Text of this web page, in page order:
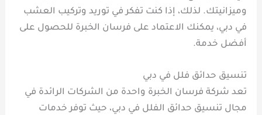
وميزانيتك. لذلك، إذا كنت تفكر في توريد وتركيب العشب
في دبي، يمكنك الاعتماد على فرسان الخبرة للحصول على
أفضل خدمة.
تنسيق حدائق فلل في دبي
تعد شركة فرسان الخبرة واحدة من الشركات الرائدة في
مجال تنسيق حدائق الفلل في دبي، حيث توفر خدمات